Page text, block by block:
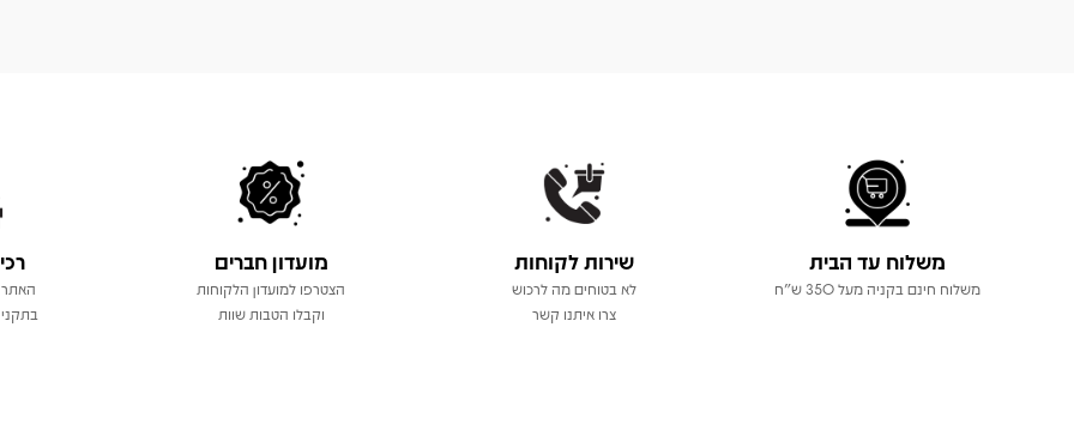
משלוח עד הבית
משלוח חינם בקניה מעל 350 ש"ח
שירות לקוחות
לא בטוחים מה לרכוש
צרו איתנו קשר
מועדון חברים
הצטרפו למועדון הלקוחות
וקבלו הטבות שוות